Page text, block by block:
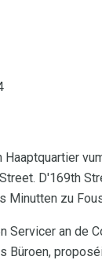
D'169th
Minutten zu
Servicer an de
Büroen,